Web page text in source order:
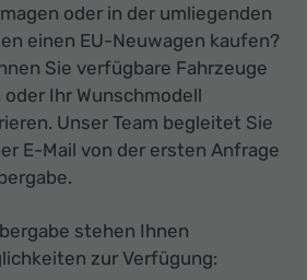
oder in der umliegenden
einen EU-Neuwagen kaufen?
Sie verfügbare Fahrzeuge
Ihr Wunschmodell
Unser Team begleitet Sie
E-Mail von der ersten Anfrage
stehen Ihnen
zur Verfügung: